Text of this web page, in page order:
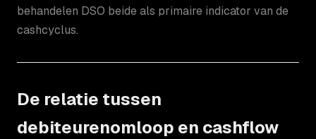
behandelen DSO beide als primaire indicator van de
cashcyclus.
De relatie tussen
debiteurenomloop en cashflow